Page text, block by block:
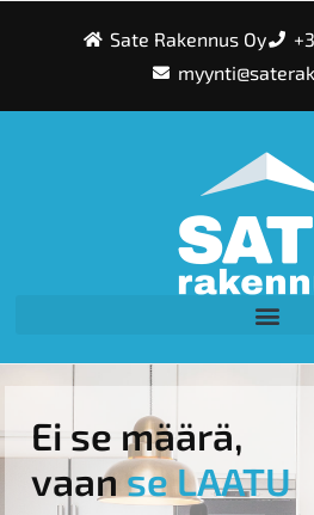
Sate Rakennus Oy
Ei se määrä,
vaanse LAATU